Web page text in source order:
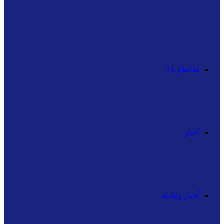
طانطان24
أخبار
أخبار وطنية